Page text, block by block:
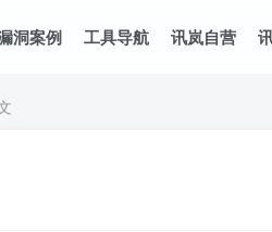
洞案例 工具导航 讯岚自营